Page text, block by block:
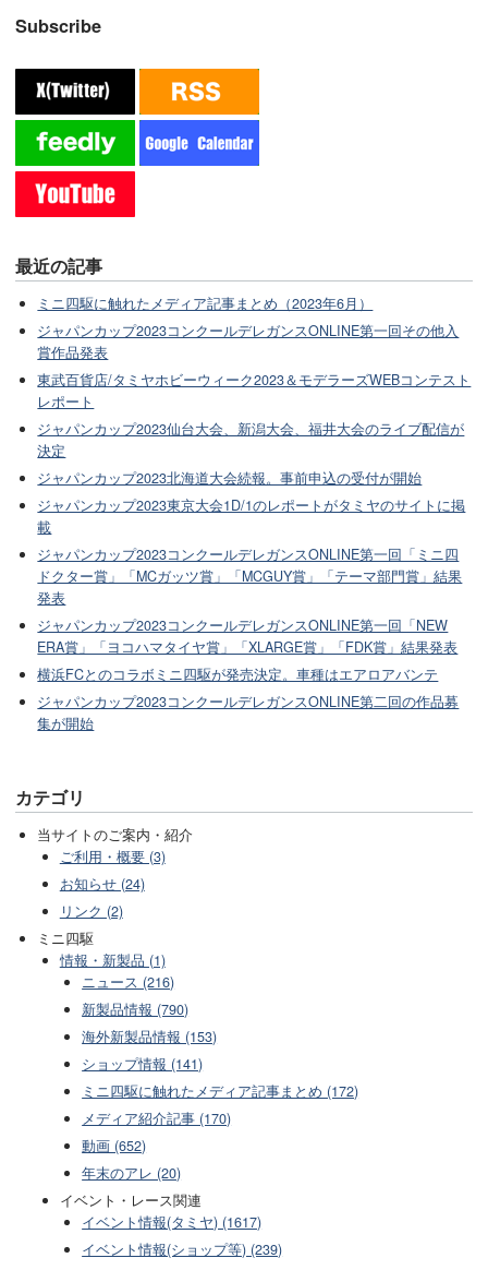
Subscribe
最近の記事
ミニ四駆に触れたメディア記事まとめ（2023年6月）
ジャパンカップ2023コンクールデレガンスONLINE第一回その他入
賞作品発表
東武百貨店/タミヤホビーウィーク2023＆モデラーズWEBコンテスト
レポート
ジャパンカップ2023仙台大会、新潟大会、福井大会のライブ配信が
決定
ジャパンカップ2023北海道大会続報。事前申込の受付が開始
ジャパンカップ2023東京大会1D/1のレポートがタミヤのサイトに掲
載
ジャパンカップ2023コンクールデレガンスONLINE第一回「ミニ四
ドクター賞」「MCガッツ賞」「MCGUY賞」「テーマ部門賞」結果
発表
ジャパンカップ2023コンクールデレガンスONLINE第一回「NEW
ERA賞」「ヨコハマタイヤ賞」「XLARGE賞」「FDK賞」結果発表
横浜FCとのコラボミニ四駆が発売決定。車種はエアロアバンテ
ジャパンカップ2023コンクールデレガンスONLINE第二回の作品募
集が開始
カテゴリ
当サイトのご案内・紹介
ご利用・概要 (3)
お知らせ (24)
リンク (2)
ミニ四駆
情報・新製品 (1)
ニュース (216)
新製品情報 (790)
海外新製品情報 (153)
ショップ情報 (141)
ミニ四駆に触れたメディア記事まとめ (172)
メディア紹介記事 (170)
動画 (652)
年末のアレ (20)
イベント・レース関連
イベント情報(タミヤ) (1617)
イベント情報(ショップ等) (239)